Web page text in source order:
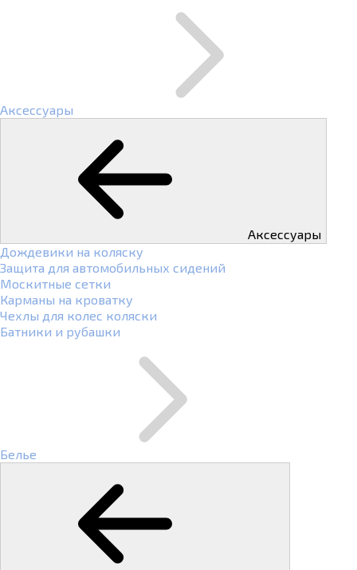
Аксессуары
Аксессуары
Дождевики на коляску
Защита для автомобильных сидений
Москитные сетки
Карманы на кроватку
Чехлы для колес коляски
Батники и рубашки
Белье